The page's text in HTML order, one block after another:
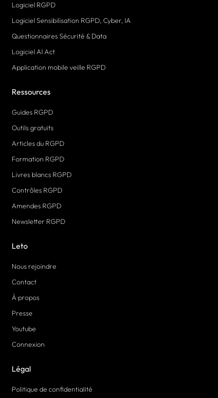
Logiciel RGPD
Logiciel Sensibilisation RGPD, Cyber, IA
Questionnaires Sécurité & Data
Logiciel AI Act
Application mobile veille RGPD
Ressources
Guides RGPD
Outils gratuits
Articles du RGPD
Formation RGPD
Livres blancs RGPD
Contrôles RGPD
Amendes RGPD
Newsletter RGPD
Leto
Nous rejoindre
Contact
À propos
Presse
Youtube
Connexion
Légal
Politique de confidentialité